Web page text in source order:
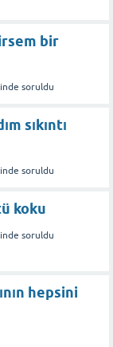
bir
soruldu
sıkıntı
soruldu
koku
soruldu
hepsini